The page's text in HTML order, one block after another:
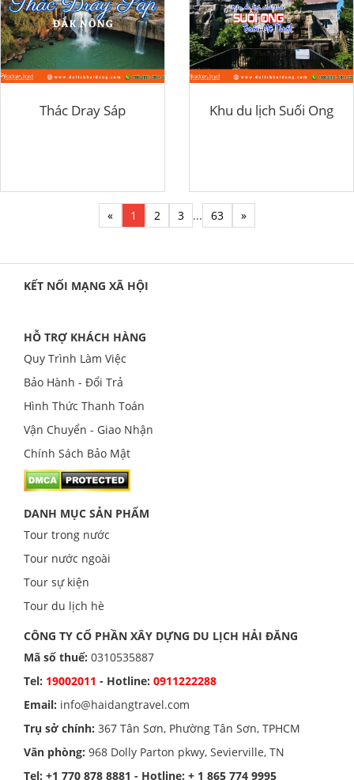
Thác Dray Sáp Khu du lịch Suối Ong
« 1 2 3 ... 63 »
KẾT NỐI MẠNG XÃ HỘI
HỖ TRỢ KHÁCH HÀNG
Quy Trình Làm Việc
Bảo Hành - Đổi Trả
Hình Thức Thanh Toán
Vận Chuyển - Giao Nhận
Chính Sách Bảo Mật
DANH MỤC SẢN PHẨM
Tour trong nước
Tour nước ngoài
Tour sự kiện
Tour du lịch hè
CÔNG TY CỔ PHẦN XÂY DỰNG DU LỊCH HẢI ĐĂNG
Mã số thuế: 0310535887
Tel: 19002011 - Hotline: 0911222288
Email: info@haidangtravel.com
Trụ sở chính: 367 Tân Sơn, Phường Tân Sơn, TPHCM
Văn phòng: 968 Dolly Parton pkwy, Sevierville, TN
Tel: +1 770 878 8881 - Hotline: + 1 865 774 9995